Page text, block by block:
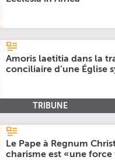
TRIBUNE
Amoris laetitia dans la
conciliaire d’une Église
Le Pape à Regnum
charisme est «une force